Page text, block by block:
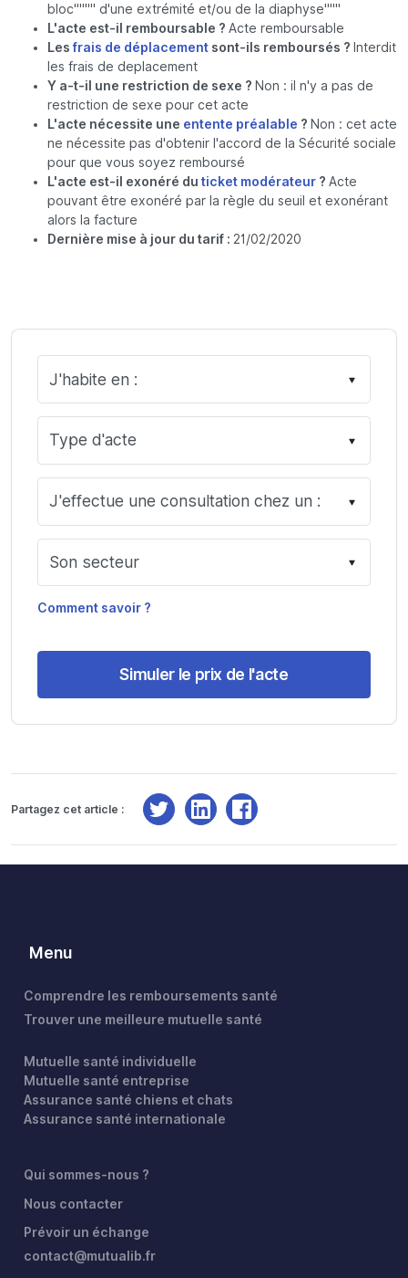
bloc"""" d'une extrémité et/ou de la diaphyse"""
L'acte est-il remboursable ? Acte remboursable
Lesfrais de déplacement sont-ils remboursés ? Interdit
les frais de deplacement
Y a-t-il une restriction de sexe ? Non : il n'y a pas de
restriction de sexe pour cet acte
L'acte nécessite une entente préalable ? Non : cet acte
ne nécessite pas d'obtenir l'accord de la Sécurité sociale
pour que vous soyez remboursé
L'acte est-il exonéré du ticket modérateur ? Acte
pouvant être exonéré par la règle du seuil et exonérant
alors la facture
Dernière mise à jour du tarif : 21/02/2020
Comment savoir ?
Simuler le prix de l'acte
Partagez cet article :
Menu
Comprendre les remboursements santé
Trouver une meilleure mutuelle santé
Mutuelle santé individuelle
Mutuelle santé entreprise
Assurance santé chiens et chats
Assurance santé internationale
Qui sommes-nous ?
Nous contacter
Prévoir un échange
contact@mutualib.fr